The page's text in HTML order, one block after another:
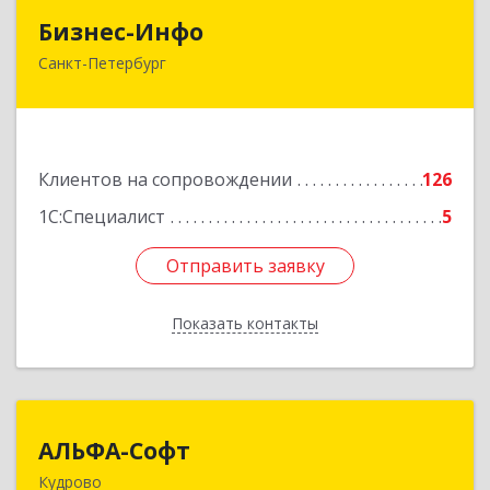
Бизнес-Инфо
Санкт-Петербург
Клиентов на сопровождении
126
1С:Специалист
5
Отправить заявку
Показать контакты
191119, Санкт-Петербург г, Константина
Подробнее
Отправить заявку
Назад
АЛЬФА-Софт
Кудрово